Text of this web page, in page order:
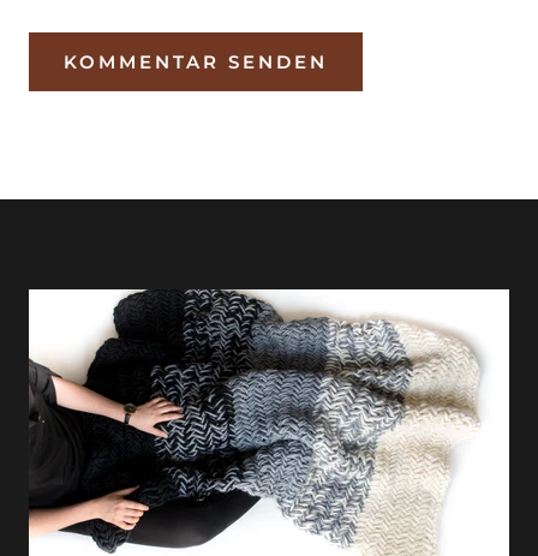
KOMMENTAR SENDEN